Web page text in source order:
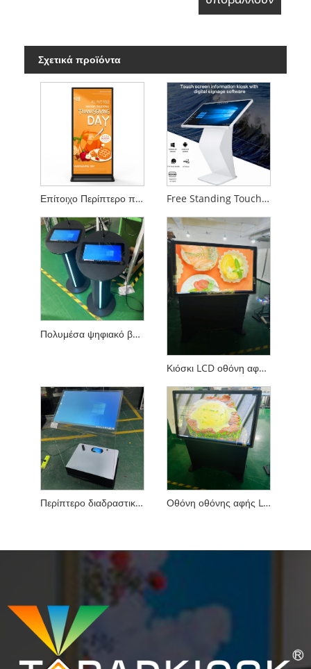
Σχετικά προϊόντα
Επίτοιχο Περίπτερο πληροφοριών αφής Free Standing Touch Information Kiosk
Πολυμέσα ψηφιακό βάθρο 13,3 ιντσών pcap αφής LCD ενισχυτής μεγαφώνου και ασύρματο μικρόφωνο για συνάντηση
Κιόσκι LCD οθόνη αφής 55 ιντσών οθόνη Pcap με ενσωματωμένο υπολογιστή i7
Περίπτερο διαδραστικού προβολέα 30 ιντσών Διαφανές γυαλί tempered Οθόνη οθόνης αφής LCD PCAP Monitor με ενσωματωμένο υπολογιστή i7